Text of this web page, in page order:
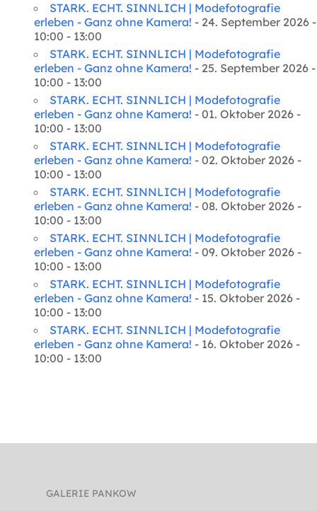
STARK. ECHT. SINNLICH | Modefotografie
erleben - Ganz ohne Kamera! - 24. September 2026 -
10:00 - 13:00
STARK. ECHT. SINNLICH | Modefotografie
erleben - Ganz ohne Kamera! - 25. September 2026 -
10:00 - 13:00
STARK. ECHT. SINNLICH | Modefotografie
erleben - Ganz ohne Kamera! - 01. Oktober 2026 -
10:00 - 13:00
STARK. ECHT. SINNLICH | Modefotografie
erleben - Ganz ohne Kamera! - 02. Oktober 2026 -
10:00 - 13:00
STARK. ECHT. SINNLICH | Modefotografie
erleben - Ganz ohne Kamera! - 08. Oktober 2026 -
10:00 - 13:00
STARK. ECHT. SINNLICH | Modefotografie
erleben - Ganz ohne Kamera! - 09. Oktober 2026 -
10:00 - 13:00
STARK. ECHT. SINNLICH | Modefotografie
erleben - Ganz ohne Kamera! - 15. Oktober 2026 -
10:00 - 13:00
STARK. ECHT. SINNLICH | Modefotografie
erleben - Ganz ohne Kamera! - 16. Oktober 2026 -
10:00 - 13:00
GALERIE PANKOW